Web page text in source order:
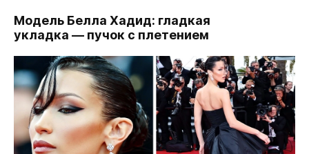
Модель Белла Хадид: гладкая
укладка — пучок с плетением